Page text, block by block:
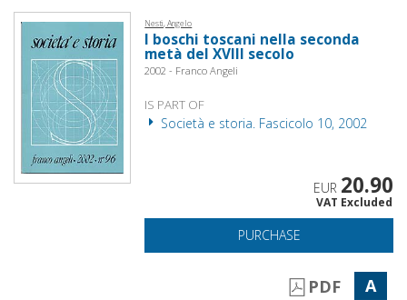
Nesti, Angelo
I boschi toscani nella seconda
metà del XVIII secolo
2002 - Franco Angeli
IS PART OF
Società e storia. Fascicolo 10, 2002
EUR 20.90
VAT Excluded
PURCHASE
PDF A